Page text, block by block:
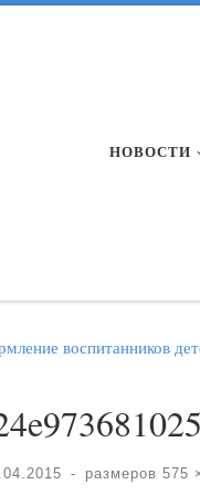
НОВОСТИ
воспитанников
- размеров 575